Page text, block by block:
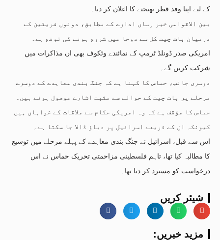
کے لیے اپنا وفد قطر بھیجنے کا اعلان کر دیا۔
بین الاقوامی خبر رساں ادارے کے مطابق، دونوں فریقین کے
درمیان بات چیت کل سے دوحا میں شروع ہونے کی توقع ہے۔
امریکی صدر ڈونلڈ ٹرمپ کے نمائندے وٹکوف بھی ان مذاکرات میں
شرکت کریں گے۔
دوسری جانب، حماس کا کہنا ہے کہ جنگ بندی معاہدے کے دوسرے
مرحلے پر بات چیت کے حوالے سے مثبت اشارے موصول ہوئے ہیں۔
حماس کا مؤقف ہے کہ وہ امریکی حکام سے ملاقات کے خواہاں ہیں
کیونکہ ان کے ذریعے اسرائیل پر دباؤ ڈالا جا سکتا ہے۔
اس سے قبل، اسرائیل نے جنگ بندی معاہدے کے پہلے مرحلے میں توسیع
کا مطالبہ کیا تھا، تاہم فلسطینی مزاحمتی تحریک حماس نے اس
درخواست کو مسترد کر دیا تھا۔
شیئر کریں
:مزید خبریں